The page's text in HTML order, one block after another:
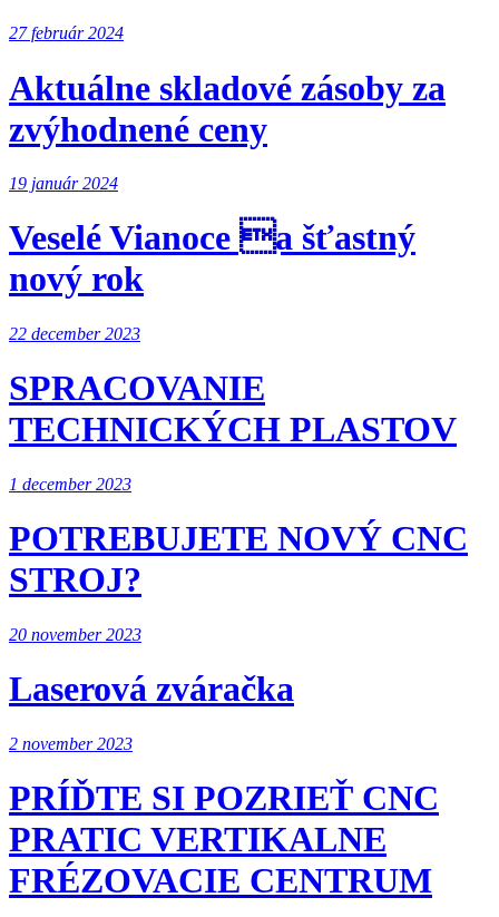
27 február 2024
Aktuálne skladové zásoby za
zvýhodnené ceny
19 január 2024
Veselé Vianoce a šťastný
nový rok
22 december 2023
SPRACOVANIE
TECHNICKÝCH PLASTOV
1 december 2023
POTREBUJETE NOVÝ CNC
STROJ?
20 november 2023
Laserová zváračka
2 november 2023
PRÍĎTE SI POZRIEŤ CNC
PRATIC VERTIKALNE
FRÉZOVACIE CENTRUM